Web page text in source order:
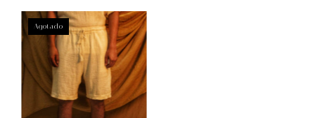
Agotado